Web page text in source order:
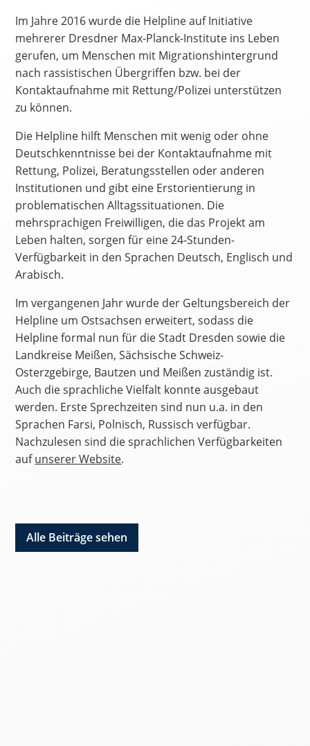
Im Jahre 2016 wurde die Helpline auf Initiative
mehrerer Dresdner Max-Planck-Institute ins Leben
gerufen, um Menschen mit Migrationshintergrund
nach rassistischen Übergriffen bzw. bei der
Kontaktaufnahme mit Rettung/Polizei unterstützen
zu können.
Die Helpline hilft Menschen mit wenig oder ohne
Deutschkenntnisse bei der Kontaktaufnahme mit
Rettung, Polizei, Beratungsstellen oder anderen
Institutionen und gibt eine Erstorientierung in
problematischen Alltagssituationen. Die
mehrsprachigen Freiwilligen, die das Projekt am
Leben halten, sorgen für eine 24-Stunden-
Verfügbarkeit in den Sprachen Deutsch, Englisch und
Arabisch.
Im vergangenen Jahr wurde der Geltungsbereich der
Helpline um Ostsachsen erweitert, sodass die
Helpline formal nun für die Stadt Dresden sowie die
Landkreise Meißen, Sächsische Schweiz-
Osterzgebirge, Bautzen und Meißen zuständig ist.
Auch die sprachliche Vielfalt konnte ausgebaut
werden. Erste Sprechzeiten sind nun u.a. in den
Sprachen Farsi, Polnisch, Russisch verfügbar.
Nachzulesen sind die sprachlichen Verfügbarkeiten
aufunserer Website.
Alle Beiträge sehen